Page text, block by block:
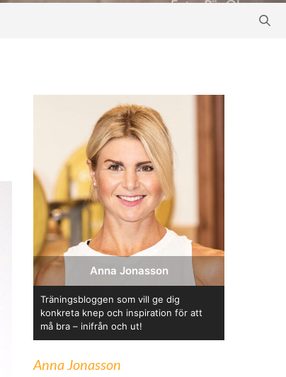
Anna Jonasson
Träningsbloggen som vill ge dig
konkreta knep och inspiration för att
må bra – inifrån och ut!
Anna Jonasson